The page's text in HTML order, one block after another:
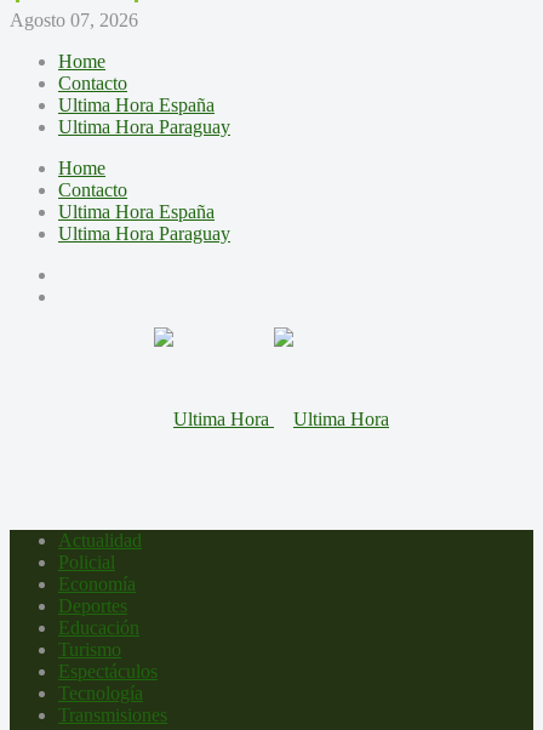
Agosto 07, 2026
Home
Contacto
Ultima Hora España
Ultima Hora Paraguay
Home
Contacto
Ultima Hora España
Ultima Hora Paraguay
Actualidad
Policial
Economía
Deportes
Educación
Turismo
Espectáculos
Tecnología
Transmisiones